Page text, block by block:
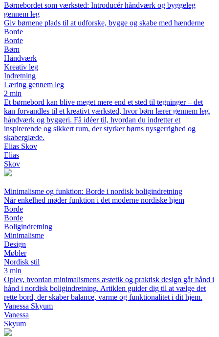
Børnebordet som værksted: Introducér håndværk og byggeleg
gennem leg
Giv børnene plads til at udforske, bygge og skabe med hænderne
Borde
Borde
Børn
Håndværk
Kreativ leg
Indretning
Læring gennem leg
2 min
Et børnebord kan blive meget mere end et sted til tegninger – det
kan forvandles til et kreativt værksted, hvor børn lærer gennem leg,
håndværk og byggeri. Få idéer til, hvordan du indretter et
inspirerende og sikkert rum, der styrker børns nysgerrighed og
skaberglæde.
Elias Skov
Elias
Skov
Minimalisme og funktion: Borde i nordisk boligindretning
Når enkelhed møder funktion i det moderne nordiske hjem
Borde
Borde
Boligindretning
Minimalisme
Design
Møbler
Nordisk stil
3 min
Oplev, hvordan minimalismens æstetik og praktisk design går hånd i
hånd i nordisk boligindretning. Artiklen guider dig til at vælge det
rette bord, der skaber balance, varme og funktionalitet i dit hjem.
Vanessa Skyum
Vanessa
Skyum